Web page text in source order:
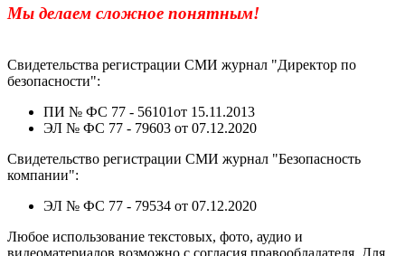
Мы делаем сложное понятным!
Свидетельства регистрации СМИ журнал "Директор по
безопасности":
ПИ № ФС 77 - 56101от 15.11.2013
ЭЛ № ФС 77 - 79603 от 07.12.2020
Свидетельство регистрации СМИ журнал "Безопасность
компании":
ЭЛ № ФС 77 - 79534 от 07.12.2020
Любое использование текстовых, фото, аудио и